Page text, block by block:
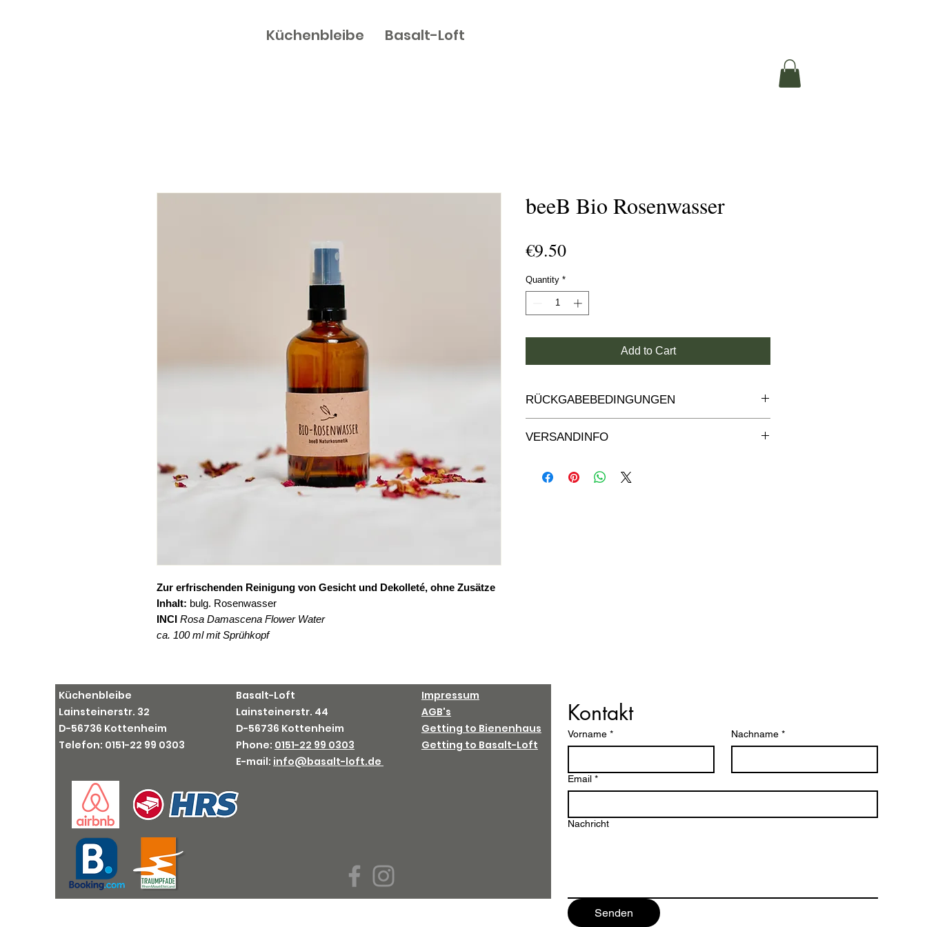
Küchenbleibe Basalt-Loft
Zur erfrischenden Reinigung von Gesicht und Dekolleté, ohne Zusätze
Inhalt: bulg. Rosenwasser
INCI Rosa Damascena Flower Water
ca. 100 ml mit Sprühkopf
beeB Bio Rosenwasser
€9.50Price
Quantity *
Add to Cart
RÜCKGABEBEDINGUNGEN
VERSANDINFO
Basalt-Loft
Lainsteinerstr. 44
D-56736 Kottenheim
Phone: 0151-22 99 0303
E-mail: info@basalt-loft.de
Küchenbleibe
Lainsteinerstr. 32
D-56736 Kottenheim
Telefon: 0151-22 99 0303
Impressum
AGB's
Getting to Bienenhaus
Getting to Basalt-Loft
Kontakt
Vorname * Nachname *
Email *
Nachricht
Senden